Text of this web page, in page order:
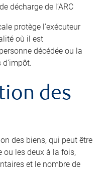
décharge de l’ARC
protège l’exécuteur
où il est
décédée ou la
des
des biens, qui peut être
ou les deux à la fois,
et le nombre de